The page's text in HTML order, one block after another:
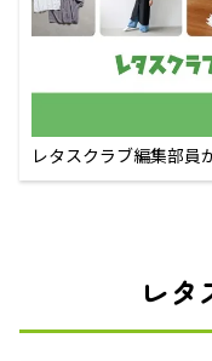
レタスクラブ編集部員
レタ